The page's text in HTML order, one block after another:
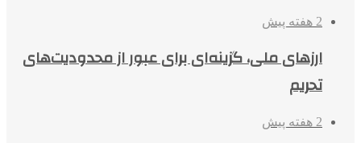
2 هفته پیش
ارزهای ملی، گزینه‌ای برای عبور از محدودیت‌های
تحریم
2 هفته پیش